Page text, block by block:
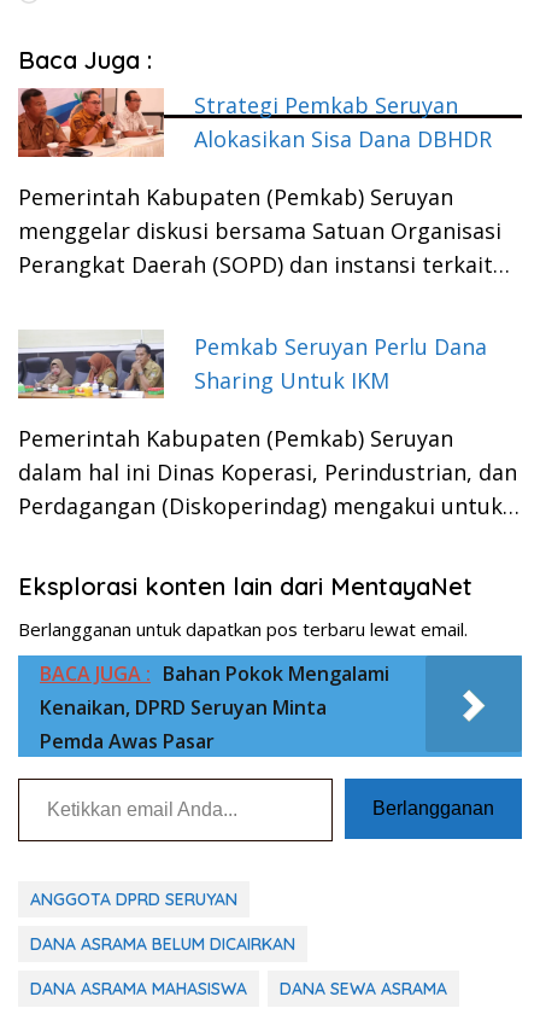
Baca Juga :
Strategi Pemkab Seruyan
Alokasikan Sisa Dana DBHDR
Pemerintah Kabupaten (Pemkab) Seruyan
menggelar diskusi bersama Satuan Organisasi
Perangkat Daerah (SOPD) dan instansi terkait…
Pemkab Seruyan Perlu Dana
Sharing Untuk IKM
Pemerintah Kabupaten (Pemkab) Seruyan
dalam hal ini Dinas Koperasi, Perindustrian, dan
Perdagangan (Diskoperindag) mengakui untuk…
Eksplorasi konten lain dari MentayaNet
Berlangganan untuk dapatkan pos terbaru lewat email.
BACA JUGA : Bahan Pokok Mengalami
Kenaikan, DPRD Seruyan Minta
Pemda Awas Pasar
Ketikkan email Anda...
Berlangganan
ANGGOTA DPRD SERUYAN
DANA ASRAMA BELUM DICAIRKAN
DANA ASRAMA MAHASISWA DANA SEWA ASRAMA